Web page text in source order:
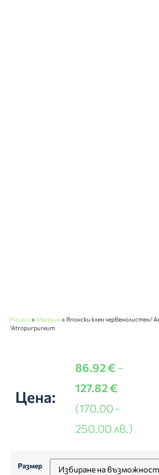
Начало» Магазин » Японски клен червенолистен/
‘Atropurpureum
Цена:
86.92€–
127.82€
(170.00 -
250.00 лв.)
Размер